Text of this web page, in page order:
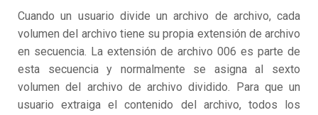
Cuando un usuario divide un archivo de archivo, cada
volumen del archivo tiene su propia extensión de archivo
en secuencia. La extensión de archivo 006 es parte de
esta secuencia y normalmente se asigna al sexto
volumen del archivo de archivo dividido. Para que un
usuario extraiga el contenido del archivo, todos los